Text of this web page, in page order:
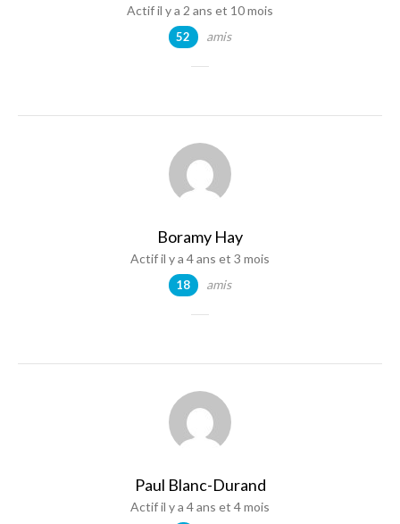
Actif il y a 2 ans et 10 mois
52 amis
Boramy Hay
Actif il y a 4 ans et 3 mois
18 amis
Paul Blanc-Durand
Actif il y a 4 ans et 4 mois